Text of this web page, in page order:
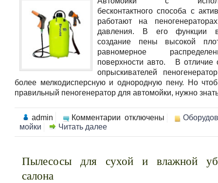
бесконтактного способа с
работают на
давления. В его функции
создание пены высокой
равномерное
поверхности авто. В отличие
опрыскивателей
более мелкодисперсную и однородную пену. Но
правильный пеногенератор для автомойки, нужно
admin Комментарии
для
нужно
для
отключены
мойки
Читать далее
Пылесосы для сухой и влажной
салона